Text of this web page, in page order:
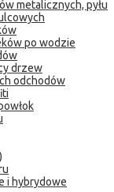
metalicznych, pyłu
po wodzie
drzew
odchodów
i hybrydowe